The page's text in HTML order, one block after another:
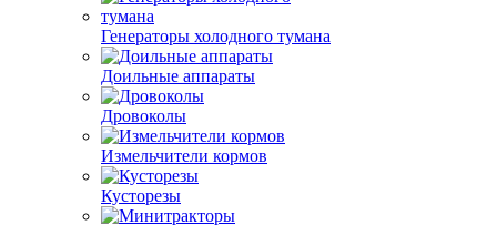
Генераторы холодного тумана
Доильные аппараты
Дровоколы
Измельчители кормов
Кусторезы